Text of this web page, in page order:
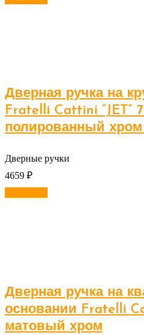
Дверная ручка на
Fratelli Cattini “JET”
полированный
Дверные ручки
4659 ₽
Дверная ручка на
основании Fratelli
матовый хром